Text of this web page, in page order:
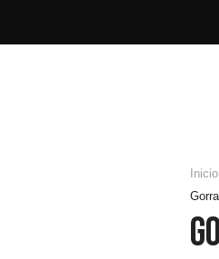
Inicio